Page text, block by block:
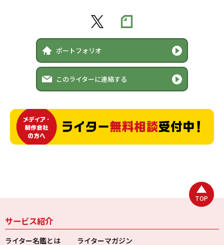
ポートフォリオ
このライターに連絡する
TOP
サービス紹介
ライター名鑑とは ライターマガジン